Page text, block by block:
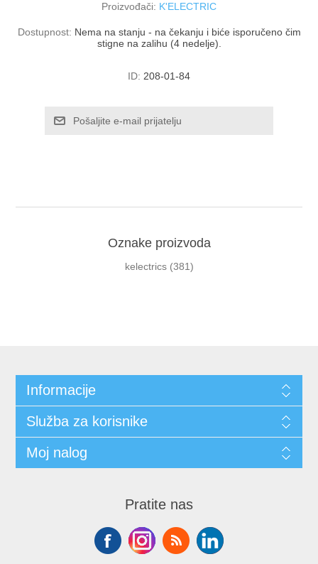
Proizvođači: K'ELECTRIC
Dostupnost: Nema na stanju - na čekanju i biće isporučeno čim
stigne na zalihu (4 nedelje).
ID: 208-01-84
Oznake proizvoda
kelectrics (381)
Informacije
Služba za korisnike
Moj nalog
Pratite nas